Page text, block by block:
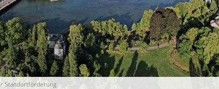
Standortförderung